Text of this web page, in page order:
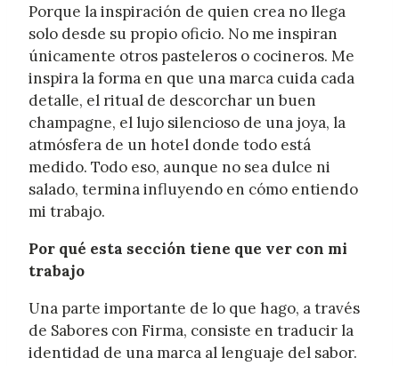
Porque la inspiración de quien crea no llega
solo desde su propio oficio. No me inspiran
únicamente otros pasteleros o cocineros. Me
inspira la forma en que una marca cuida cada
detalle, el ritual de descorchar un buen
champagne, el lujo silencioso de una joya, la
atmósfera de un hotel donde todo está
medido. Todo eso, aunque no sea dulce ni
salado, termina influyendo en cómo entiendo
mi trabajo.
Por qué esta sección tiene que ver con mi
trabajo
Una parte importante de lo que hago, a través
de Sabores con Firma, consiste en traducir la
identidad de una marca al lenguaje del sabor.